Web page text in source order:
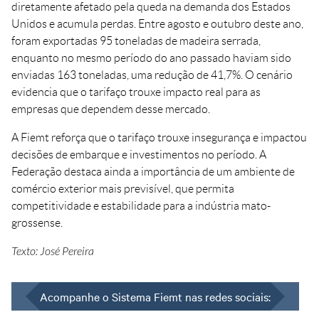
diretamente afetado pela queda na demanda dos Estados
Unidos e acumula perdas. Entre agosto e outubro deste ano,
foram exportadas 95 toneladas de madeira serrada,
enquanto no mesmo período do ano passado haviam sido
enviadas 163 toneladas, uma redução de 41,7%. O cenário
evidencia que o tarifaço trouxe impacto real para as
empresas que dependem desse mercado.
A Fiemt reforça que o tarifaço trouxe insegurança e impactou
decisões de embarque e investimentos no período. A
Federação destaca ainda a importância de um ambiente de
comércio exterior mais previsível, que permita
competitividade e estabilidade para a indústria mato-
grossense.
Texto: José Pereira
Acompanhe o Sistema Fiemt nas redes sociais: